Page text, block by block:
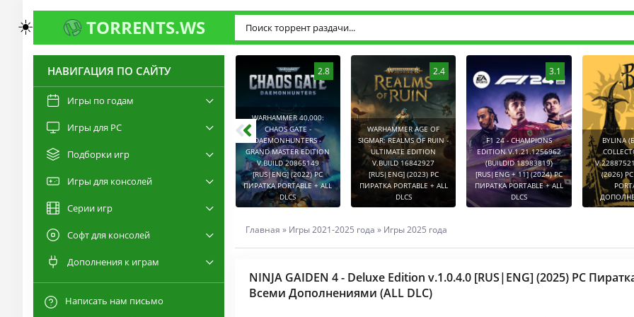
TORRENTS.WS
НАВИГАЦИЯ ПО САЙТУ
Игры по годам
Игры для PC
Подборки игр
Игры для консолей
Серии игр
Софт для консолей
Дополнения к играм
Написать нам письмо
3.0
RESIDENT EVIL 9:
REQUIEM - DELUXE
EDITION V.BUILD
(2026) PC ПИРАТКА
[RUS|ENG] (2026) PC
2.8
WARHAMMER 40,000:
CHAOS GATE -
DAEMONHUNTERS -
GRAND MASTER EDITION
V.BUILD 20865149
[RUS|ENG] (2022) PC
ПИРАТКА PORTABLE + ALL
DLCS
2.4
WARHAMMER AGE OF
SIGMAR: REALMS OF RUIN -
ULTIMATE EDITION
V.BUILD 16842927
[RUS|ENG] (2023) PC
ПИРАТКА PORTABLE + ALL
DLCS
3.1
F1 24 - CHAMPIONS
EDITION V.1.21.1256962
(BUILDID 18983819)
[RUS|ENG + 11] (2024) PC
ПИРАТКА PORTABLE + ALL
DLCS
BYLINA
(2026)
Главная » Игры 2021-2025 года » Игры 2025 года
NINJA GAIDEN 4 - Deluxe Edition v.1.0.4.0 [RUS|ENG] (2025) PC
Всеми Дополнениями (ALL DLC)
☀️